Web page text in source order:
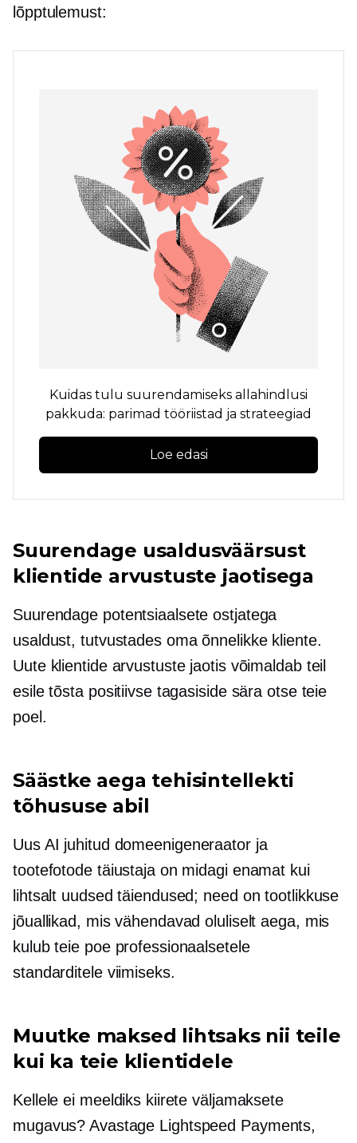
lõpptulemust:
Kuidas tulu suurendamiseks allahindlusi
pakkuda: parimad tööriistad ja strateegiad
Loe edasi
Suurendage usaldusväärsust
klientide arvustuste jaotisega
Suurendage potentsiaalsete ostjatega
usaldust, tutvustades oma õnnelikke kliente.
Uute klientide arvustuste jaotis võimaldab teil
esile tõsta positiivse tagasiside sära otse teie
poel.
Säästke aega tehisintellekti
tõhususe abil
Uus AI juhitud domeenigeneraator ja
tootefotode täiustaja on midagi enamat kui
lihtsalt uudsed täiendused; need on tootlikkuse
jõuallikad, mis vähendavad oluliselt aega, mis
kulub teie poe professionaalsetele
standarditele viimiseks.
Muutke maksed lihtsaks nii teile
kui ka teie klientidele
Kellele ei meeldiks kiirete väljamaksete
mugavus? Avastage Lightspeed Payments,